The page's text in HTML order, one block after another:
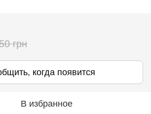
грн
когда появится
В избранное